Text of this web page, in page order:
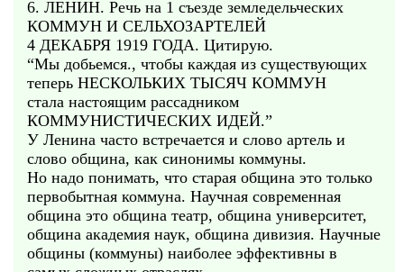
6. ЛЕНИН. Речь на 1 съезде земледельческих
КОММУН И СЕЛЬХОЗАРТЕЛЕЙ
4 ДЕКАБРЯ 1919 ГОДА. Цитирую.
“Мы добьемся., чтобы каждая из существующих
теперь НЕСКОЛЬКИХ ТЫСЯЧ КОММУН
стала настоящим рассадником
КОММУНИСТИЧЕСКИХ ИДЕЙ.”
У Ленина часто встречается и слово артель и
слово община, как синонимы коммуны.
Но надо понимать, что старая община это только
первобытная коммуна. Научная современная
община это община театр, община университет,
община академия наук, община дивизия. Научные
общины (коммуны) наиболее эффективны в